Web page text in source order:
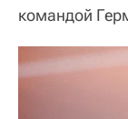
командой